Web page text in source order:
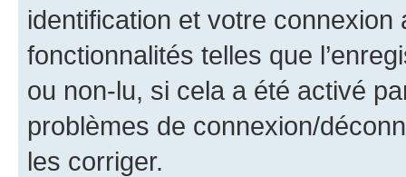
identification et votre
fonctionnalités telles que
ou non-lu, si cela a été activé
problèmes de connexion/
les corriger.